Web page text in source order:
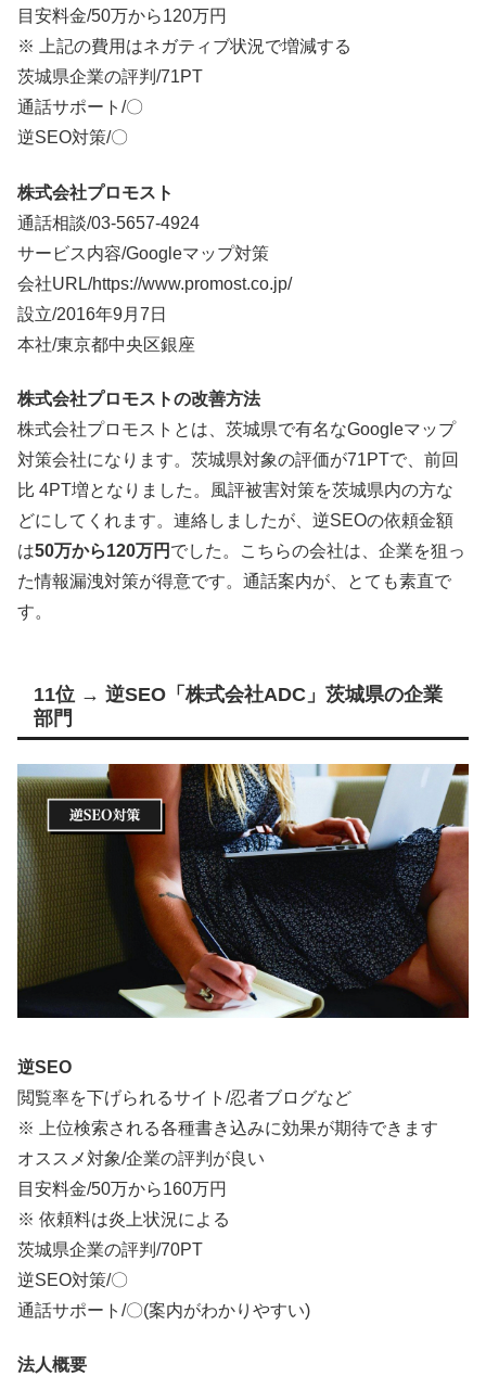
目安料金/50万から120万円
※ 上記の費用はネガティブ状況で増減する
茨城県企業の評判/71PT
通話サポート/〇
逆SEO対策/〇
株式会社プロモスト
通話相談/03-5657-4924
サービス内容/Googleマップ対策
会社URL/https://www.promost.co.jp/
設立/2016年9月7日
本社/東京都中央区銀座
株式会社プロモストの改善方法
株式会社プロモストとは、茨城県で有名なGoogleマップ
対策会社になります。茨城県対象の評価が71PTで、前回
比 4PT増となりました。風評被害対策を茨城県内の方な
どにしてくれます。連絡しましたが、逆SEOの依頼金額
は50万から120万円 でした。こちらの会社は、企業を狙っ
た情報漏洩対策が得意です。通話案内が、とても素直で
す。
11位 → 逆SEO「株式会社ADC」茨城県の企業
部門
逆SEO
閲覧率を下げられるサイト/忍者ブログなど
※ 上位検索される各種書き込みに効果が期待できます
オススメ対象/企業の評判が良い
目安料金/50万から160万円
※ 依頼料は炎上状況による
茨城県企業の評判/70PT
逆SEO対策/〇
通話サポート/〇(案内がわかりやすい)
法人概要